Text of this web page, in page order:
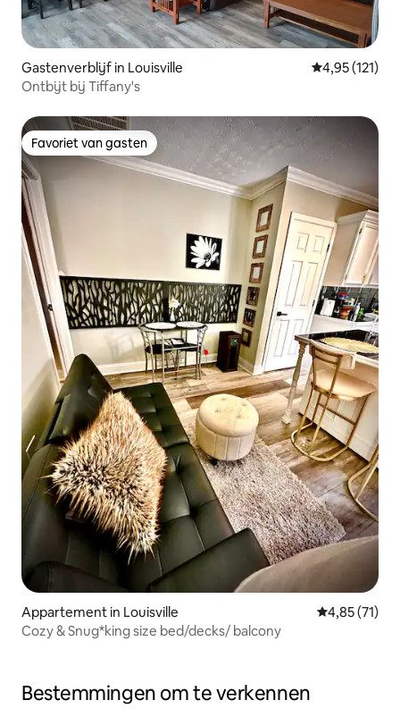
Gastenverblijf in Louisville Gemiddelde
4,95 (121)
Ontbijt bij Tiffany's
Favoriet van gasten
Favoriet van gasten
Appartement in Louisville Gemiddelde
4,85 (71)
Cozy & Snug*king size bed/decks/ balcony
Bestemmingen om te verkennen